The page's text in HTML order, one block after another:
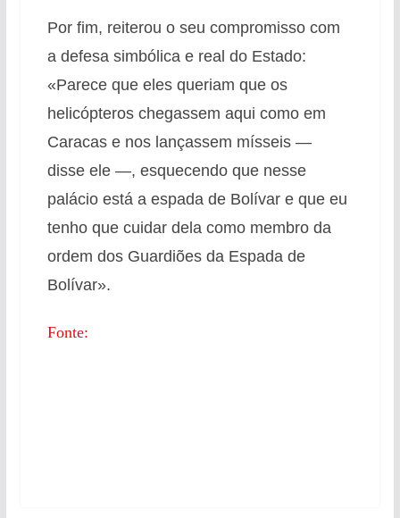
Por fim, reiterou o seu compromisso com
a defesa simbólica e real do Estado:
«Parece que eles queriam que os
helicópteros chegassem aqui como em
Caracas e nos lançassem mísseis —
disse ele —, esquecendo que nesse
palácio está a espada de Bolívar e que eu
tenho que cuidar dela como membro da
ordem dos Guardiões da Espada de
Bolívar».
Fonte: